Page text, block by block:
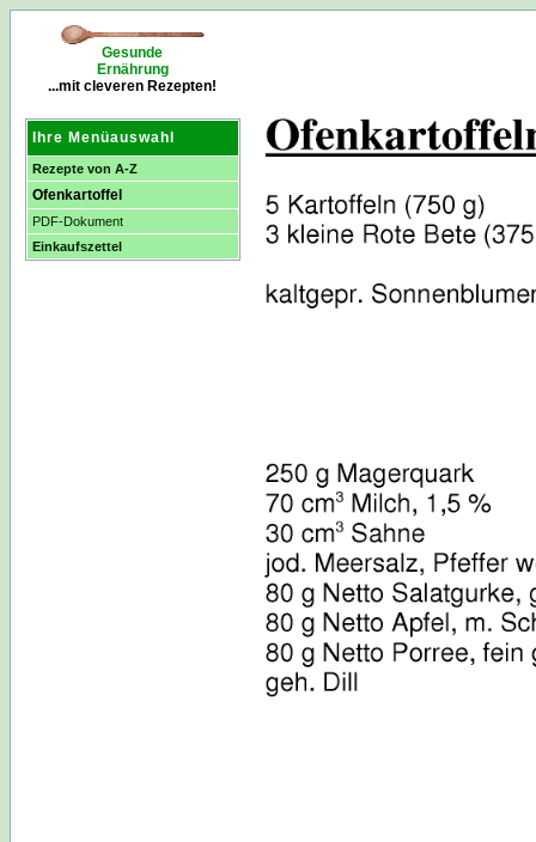
Gesunde
Ernährung
...mit cleveren Rezepten!
Ihre Menüauswahl
Rezepte von A-Z
Ofenkartoffel
PDF-Dokument
Einkaufszettel